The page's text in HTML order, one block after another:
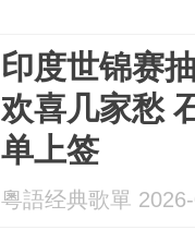
印度世锦赛
欢喜几家愁
单上签
粵語经典歌單